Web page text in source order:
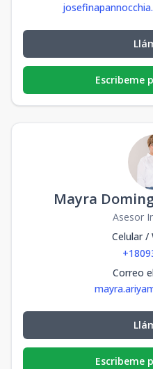
Escribeme
Mayra
Asesor
Celular /
Correo
Escribeme